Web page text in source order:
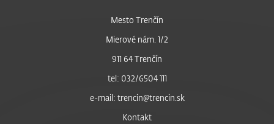
Mesto Trenčín
Mierové nám. 1/2
911 64 Trenčín
tel: 032/6504 111
e-mail: trencin@trencin.sk
Kontakt